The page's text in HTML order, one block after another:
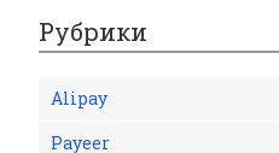
Рубрики
Alipay
Payeer